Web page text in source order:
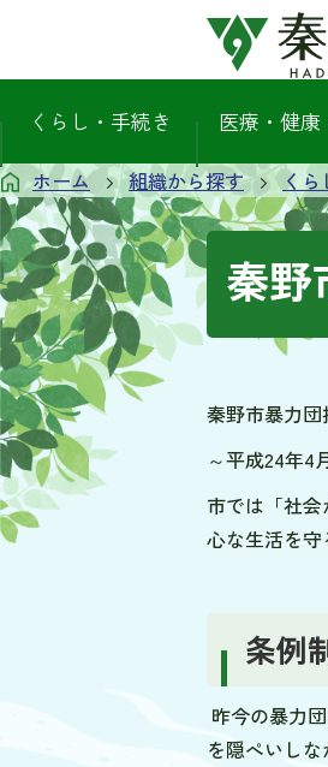
くらし・手続き 医療・健康
ホーム 組織から探す く
秦野
秦野市暴力
～平成24年4
市では「社
心な生活を守
条例
昨今の暴力
を隠ぺいし